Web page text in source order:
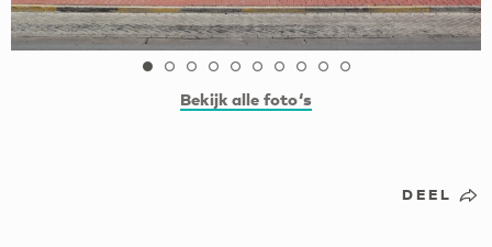
Bekijk alle foto‘s
DEEL